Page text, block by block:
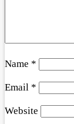
Name *
Email *
Website